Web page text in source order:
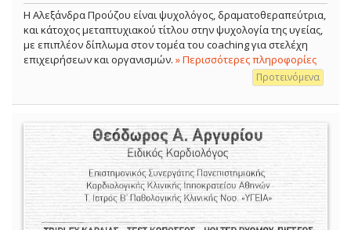
Η Αλεξάνδρα Προύζου είναι ψυχολόγος, δραματοθεραπεύτρια,
και κάτοχος μεταπτυχιακού τίτλου στην ψυχολογία της υγείας,
με επιπλέον δίπλωμα στον τομέα του coaching για στελέχη
επιχειρήσεων και οργανισμών. » Περισσότερες πληροφορίες
Προτεινόμενα